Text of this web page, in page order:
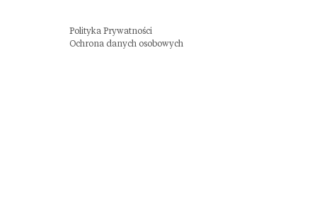
Polityka Prywatności
Ochrona danych osobowych